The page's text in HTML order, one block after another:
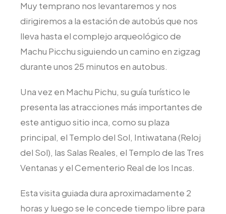
Muy temprano nos levantaremos y nos
dirigiremos a la estación de autobús que nos
lleva hasta el complejo arqueológico de
Machu Picchu siguiendo un camino en zigzag
durante unos 25 minutos en autobus.
Una vez en Machu Pichu, su guía turístico le
presenta las atracciones más importantes de
este antiguo sitio inca, como su plaza
principal, el Templo del Sol, Intiwatana (Reloj
del Sol), las Salas Reales, el Templo de las Tres
Ventanas y el Cementerio Real de los Incas.
Esta visita guiada dura aproximadamente 2
horas y luego se le concede tiempo libre para